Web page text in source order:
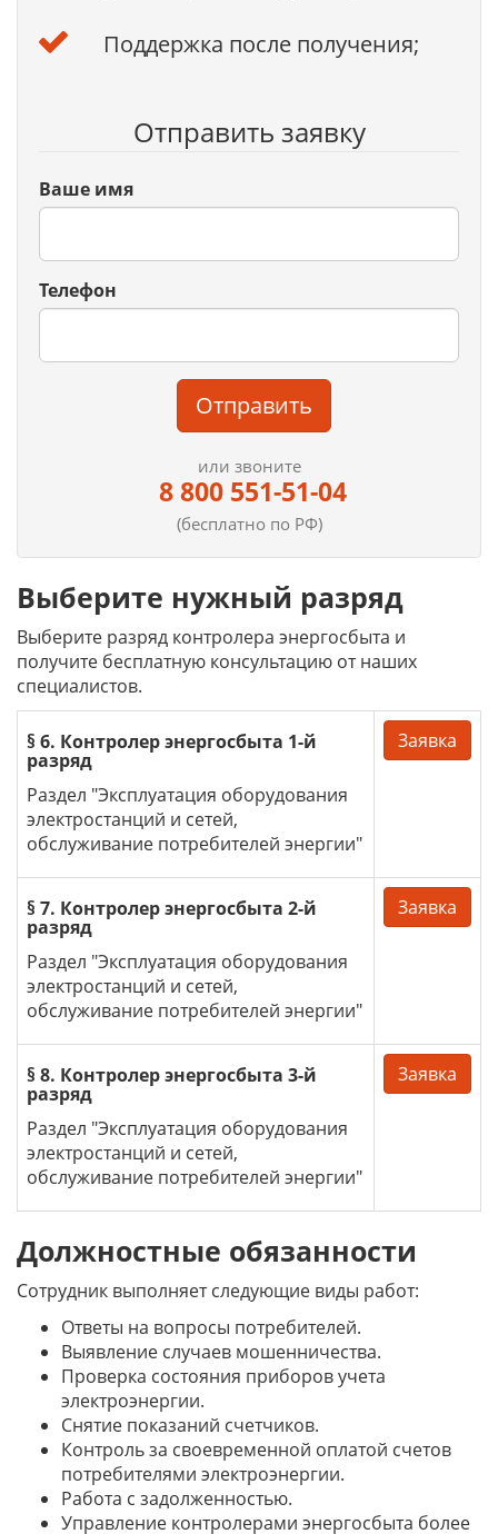
Поддержка после получения;
Отправить заявку
Ваше имя
Телефон
Отправить
или звоните
8 800 551-51-04
(бесплатно по РФ)
Выберите нужный разряд
Выберите разряд контролера энергосбыта и
получите бесплатную консультацию от наших
специалистов.
§ 6. Контролер энергосбыта 1-й
разряд
Раздел "Эксплуатация оборудования
электростанций и сетей,
обслуживание потребителей энергии"
Заявка
§ 7. Контролер энергосбыта 2-й
разряд
Раздел "Эксплуатация оборудования
электростанций и сетей,
обслуживание потребителей энергии"
Заявка
§ 8. Контролер энергосбыта 3-й
разряд
Раздел "Эксплуатация оборудования
электростанций и сетей,
обслуживание потребителей энергии"
Заявка
Должностные обязанности
Сотрудник выполняет следующие виды работ:
Ответы на вопросы потребителей.
Выявление случаев мошенничества.
Проверка состояния приборов учета
электроэнергии.
Снятие показаний счетчиков.
Контроль за своевременной оплатой счетов
потребителями электроэнергии.
Работа с задолженностью.
Управление контролерами энергосбыта более